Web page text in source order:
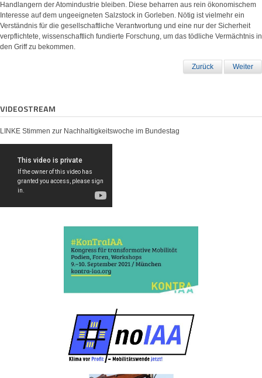
Handlangern der Atomindustrie bleiben. Diese beharren aus rein ökonomischem
Interesse auf dem ungeeigneten Salzstock in Gorleben. Nötig ist vielmehr ein
Verständnis für die gesellschaftliche Verantwortung und eine nur der Sicherheit
verpflichtete, wissenschaftlich fundierte Forschung, um das tödliche Vermächtnis in
den Griff zu bekommen.
Zurück Weiter
VIDEOSTREAM
LINKE Stimmen zur Nachhaltigkeitswoche im Bundestag